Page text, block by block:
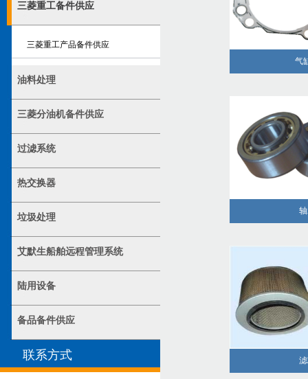
三菱重工备件供应
三菱重工产品备件供应
油料处理
三菱分油机备件供应
过滤系统
热交换器
垃圾处理
艾默生船舶远程管理系统
陆用设备
备品备件供应
联系方式
气